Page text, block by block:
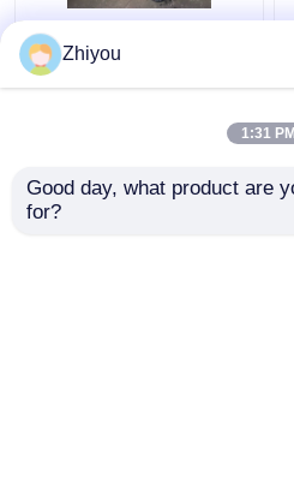
パーソナライズされた
UHMW - PE 顔パッド
Zhiyou
1:31 PM
Good day, what product are
for?